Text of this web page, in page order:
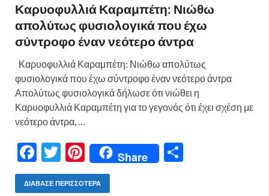
Καρυοφυλλιά Καραμπέτη: Νιώθω
απολύτως φυσιολογικά που έχω
σύντροφο έναν νεότερο άντρα
Καρυοφυλλιά Καραμπέτη: Νιώθω απολύτως
φυσιολογικά που έχω σύντροφο έναν νεότερο άντρα
Απολύτως φυσιολογικά δήλωσε ότι νιώθει η
Καρυοφυλλιά Καραμπέτη για το γεγονός ότι έχει σχέση με
νεότερο άντρα, …
F
ac
e
T
w
itt
Pi
nt
er
Share
ΔΙΆΒΑΣΕ ΠΕΡΙΣΣΌΤΕΡΑ